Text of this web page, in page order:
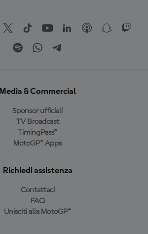
Media & Commercial
Sponsor ufficiali
TV Broadcast
TimingPass™
MotoGP™ Apps
Richiedi assistenza
Contattaci
FAQ
Unisciti alla MotoGP™